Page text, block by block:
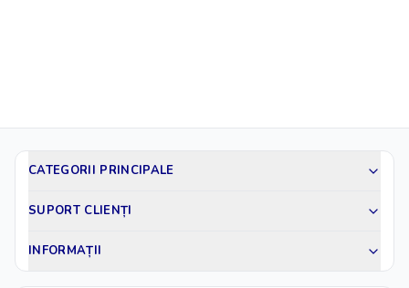
CATEGORII PRINCIPALE
SUPORT CLIENȚI
INFORMAȚII